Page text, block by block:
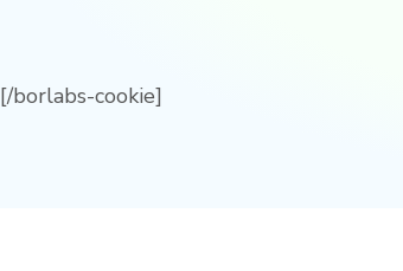
[/borlabs-cookie]